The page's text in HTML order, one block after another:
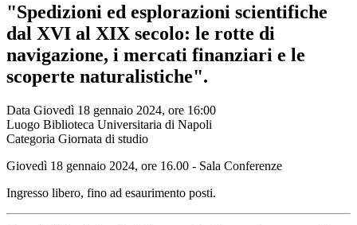
"Spedizioni ed esplorazioni scientifiche
dal XVI al XIX secolo: le rotte di
navigazione, i mercati finanziari e le
scoperte naturalistiche".
Data Giovedì 18 gennaio 2024, ore 16:00
Luogo Biblioteca Universitaria di Napoli
Categoria Giornata di studio
Giovedì 18 gennaio 2024, ore 16.00 - Sala Conferenze
Ingresso libero, fino ad esaurimento posti.